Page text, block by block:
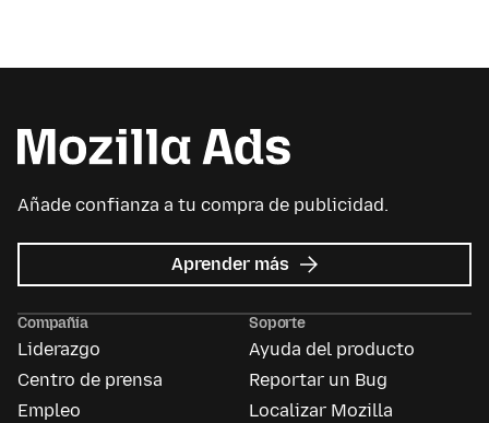
Añade confianza a tu compra de publicidad.
Aprender más acerca
de
Ads
Compañía
Liderazgo
Centro de prensa
Empleo
Soporte
Ayuda del producto
Reportar un Bug
Localizar Mozilla